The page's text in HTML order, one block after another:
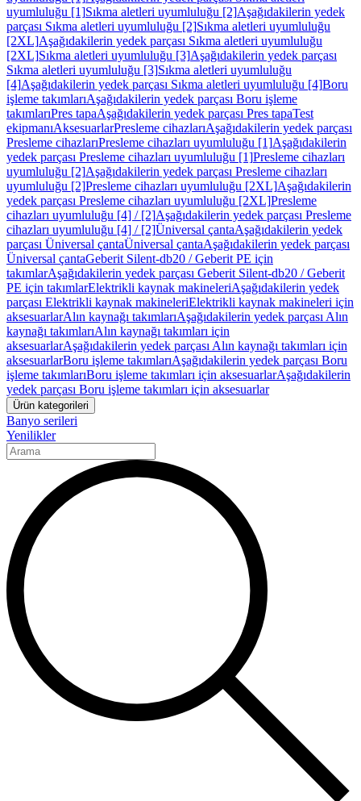
uyumluluğu [1]Sıkma aletleri uyumluluğu [2]Aşağıdakilerin yedek
parçası Sıkma aletleri uyumluluğu [2]Sıkma aletleri uyumluluğu
[2XL]Aşağıdakilerin yedek parçası Sıkma aletleri uyumluluğu
[2XL]Sıkma aletleri uyumluluğu [3]Aşağıdakilerin yedek parçası
Sıkma aletleri uyumluluğu [3]Sıkma aletleri uyumluluğu
[4]Aşağıdakilerin yedek parçası Sıkma aletleri uyumluluğu [4]Boru
işleme takımlarıAşağıdakilerin yedek parçası Boru işleme
takımlarıPres tapaAşağıdakilerin yedek parçası Pres tapaTest
ekipmanıAksesuarlarPresleme cihazlarıAşağıdakilerin yedek parçası
Presleme cihazlarıPresleme cihazları uyumluluğu [1]Aşağıdakilerin
yedek parçası Presleme cihazları uyumluluğu [1]Presleme cihazları
uyumluluğu [2]Aşağıdakilerin yedek parçası Presleme cihazları
uyumluluğu [2]Presleme cihazları uyumluluğu [2XL]Aşağıdakilerin
yedek parçası Presleme cihazları uyumluluğu [2XL]Presleme
cihazları uyumluluğu [4] / [2]Aşağıdakilerin yedek parçası Presleme
cihazları uyumluluğu [4] / [2]Üniversal çantaAşağıdakilerin yedek
parçası Üniversal çantaÜniversal çantaAşağıdakilerin yedek parçası
Üniversal çantaGeberit Silent-db20 / Geberit PE için
takımlarAşağıdakilerin yedek parçası Geberit Silent-db20 / Geberit
PE için takımlarElektrikli kaynak makineleriAşağıdakilerin yedek
parçası Elektrikli kaynak makineleriElektrikli kaynak makineleri için
aksesuarlarAlın kaynağı takımlarıAşağıdakilerin yedek parçası Alın
kaynağı takımlarıAlın kaynağı takımları için
aksesuarlarAşağıdakilerin yedek parçası Alın kaynağı takımları için
aksesuarlarBoru işleme takımlarıAşağıdakilerin yedek parçası Boru
işleme takımlarıBoru işleme takımları için aksesuarlarAşağıdakilerin
yedek parçası Boru işleme takımları için aksesuarlar
Ürün kategorileri
Banyo serileri
Yenilikler